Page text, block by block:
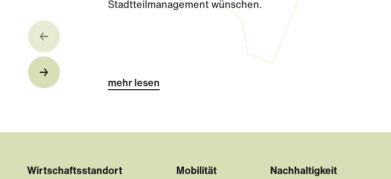
Stadtteilmanagement wünschen.
mehr lesen
Wirtschaftsstandort Mobilität Nachhaltigkeit